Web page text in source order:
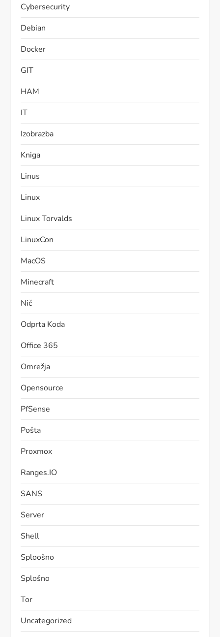
Cybersecurity
Debian
Docker
GIT
HAM
IT
Izobrazba
Kniga
Linus
Linux
Linux Torvalds
LinuxCon
MacOS
Minecraft
Nič
Odprta Koda
Office 365
Omrežja
Opensource
PfSense
Pošta
Proxmox
Ranges.IO
SANS
Server
Shell
Sploošno
Splošno
Tor
Uncategorized